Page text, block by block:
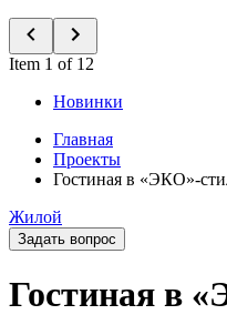
Item 1 of 12
Новинки
Главная
Проекты
Гостиная в «ЭКО»-
Жилой
Задать вопрос
Гостиная в